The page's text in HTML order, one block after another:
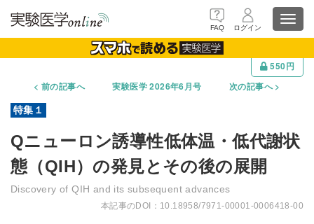
FAQ ログイン
550円
前の記事へ
実験医学 2026年6月号 次の記事へ
Qニューロン誘導性低体温・低代謝状
態（QIH）の発見とその後の展開
Discovery of QIH and its subsequent advances
10.18958/7971-00001-0006418-00